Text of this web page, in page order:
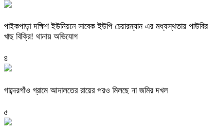
পাইকপাড়া দক্ষিণ ইউনিয়নে সাবেক ইউপি চেয়ারম্যান এর মধ্যস্থতায় পাউবির
খাছ বিক্রি! থানায় অভিযোগ
৪
গাব্দেরগাঁও গ্রামে আদালতের রায়ের পরও মিলছে না জমির দখল
৫